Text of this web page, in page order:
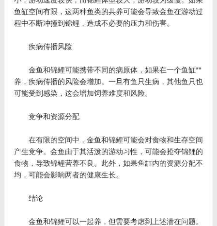
鱼缸空间有限，这两种鱼类的共养可能会导致金鱼在游动过
程中不断冲撞到锦鲤，造成不必要的压力和伤害。
疾病传播风险
金鱼和锦鲤可能携带不同的病原体，如果在一个鱼缸**
养，疾病传播的风险会增加。一旦有鱼只生病，其他鱼只也
可能受到感染，这会增加饲养难度和风险。
竞争和资源分配
在有限的空间中，金鱼和锦鲤可能会对食物和生存空间
产生竞争。金鱼由于其活泼的游动习性，可能会抢夺锦鲤的
食物，导致锦鲤营养不良。此外，如果鱼缸内的资源分配不
均，可能会影响两者的健康生长。
结论
金鱼和锦鲤可以一起养，但需要考虑到上述潜在问题。